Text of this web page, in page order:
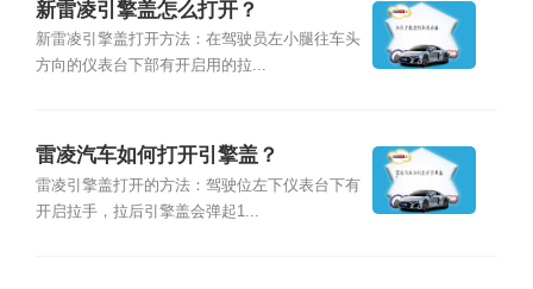
新雷凌引擎盖怎么打开？
新雷凌引擎盖打开方法：在驾驶员左小腿往车头
方向的仪表台下部有开启用的拉...
雷凌汽车如何打开引擎盖？
雷凌引擎盖打开的方法：驾驶位左下仪表台下有
开启拉手，拉后引擎盖会弹起1...